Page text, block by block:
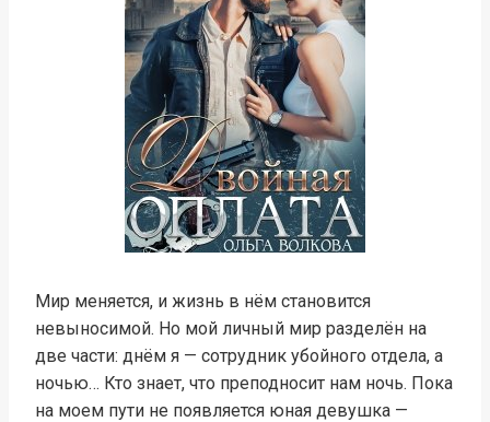
Мир меняется, и жизнь в нём становится
невыносимой. Но мой личный мир разделён на
две части: днём я — сотрудник убойного отдела, а
ночью… Кто знает, что преподносит нам ночь. Пока
на моем пути не появляется юная девушка —